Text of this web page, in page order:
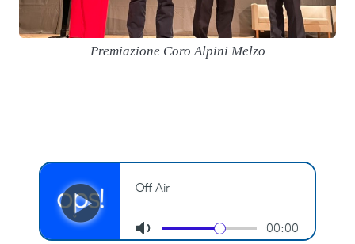
Premiazione Coro Alpini Melzo